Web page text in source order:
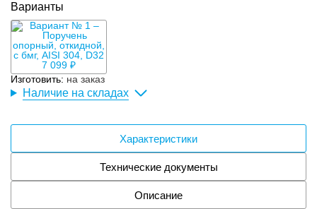
Изготовить: на заказ
Варианты
7 099 ₽
Наличие на складах
Характеристики
Технические документы
Описание